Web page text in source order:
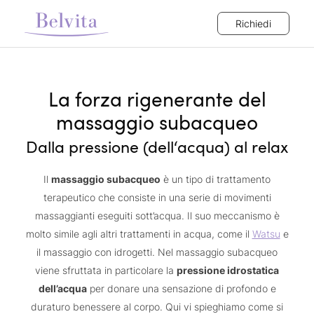
Richiedi
La forza rigenerante del
massaggio subacqueo
Dalla pressione (dell‘acqua) al relax
Il massaggio subacqueo è un tipo di trattamento
terapeutico che consiste in una serie di movimenti
massaggianti eseguiti sott’acqua. Il suo meccanismo è
molto simile agli altri trattamenti in acqua, come il Watsu e
il massaggio con idrogetti. Nel massaggio subacqueo
viene sfruttata in particolare la pressione idrostatica
dell’acquaper donare una sensazione di profondo e
duraturo benessere al corpo. Qui vi spieghiamo come si